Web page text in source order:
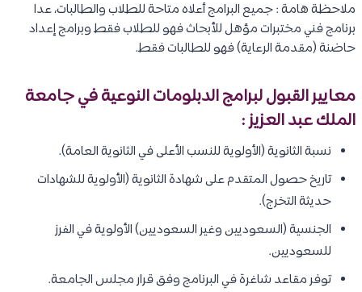
ملاحظة هامة : جميع البرامج أعلاه متاحة للطلاب والطالبات، عدا
برنامج فني مختبرات مؤهل للأبحاث فهو للطلاب فقط وبرامج إعداد
حاضنة (مقدمة الرعاية) فهو للطالبات فقط.
معايير القبول لبرامج الدبلومات النوعية في جامعة
الملك عبد العزيز :
نسبة الثانوية (الأولوية للنسب الأعلى في الثانوية العامة).
تاريخ حصول المتقدم على شهادة الثانوية (الأولوية للشهادات
حديثة التخرج).
الجنسية (السعوديين وغير السعوديين) الأولوية في الفرز
للسعوديين.
توفر مقاعد شاغرة في البرنامج وفق قرار مجلس الجامعة.